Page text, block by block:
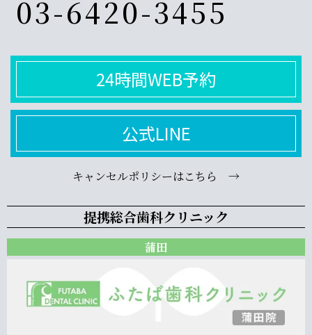
03-6420-3455
24時間WEB予約
公式LINE
キャンセルポリシーはこちら →
提携総合歯科クリニック
蒲田